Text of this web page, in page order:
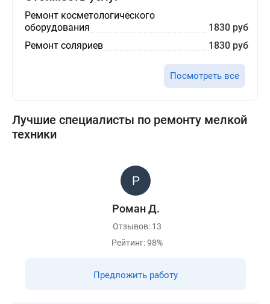
Ремонт косметологического
оборудования
1830 руб
Ремонт соляриев
1830 руб
Посмотреть все
Лучшие специалисты по ремонту мелкой
техники
Роман Д.
Отзывов: 13
Рейтинг: 98%
Предложить работу